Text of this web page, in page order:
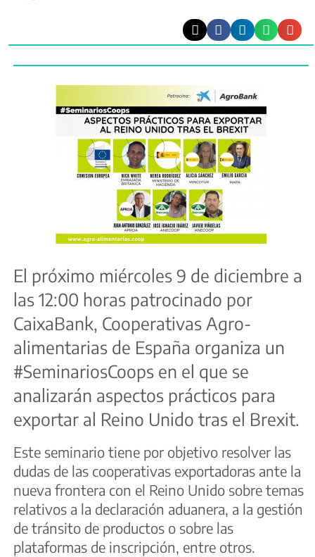
El próximo miércoles 9 de diciembre a
las 12:00 horas patrocinado por
CaixaBank, Cooperativas Agro-
alimentarias de España organiza un
#SeminariosCoops en el que se
analizarán aspectos prácticos para
exportar al Reino Unido tras el Brexit.
Este seminario tiene por objetivo resolver las
dudas de las cooperativas exportadoras ante la
nueva frontera con el Reino Unido sobre temas
relativos a la declaración aduanera, a la gestión
de tránsito de productos o sobre las
plataformas de inscripción, entre otros.